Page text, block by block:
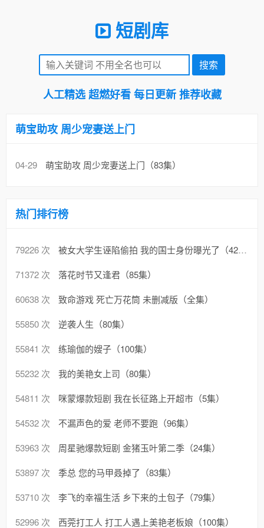
短剧库
人工精选 超燃好看 每日更新 推荐收藏
萌宝助攻 周少宠妻送上门
04-29 萌宝助攻 周少宠妻送上门（83集）
热门排行榜
79226 次
被女大学生诬陷偷拍 我的国士身份曝光了（42集）
71372 次
落花时节又逢君（85集）
60638 次
致命游戏 死亡万花筒 未删减版（全集）
55850 次
逆袭人生（80集）
55841 次
练瑜伽的嫂子（100集）
55232 次
我的美艳女上司（80集）
54811 次
咪蒙爆款短剧 我在长征路上开超市（5集）
54532 次
不漏声色的爱 老师不要跑（96集）
53963 次
周星驰爆款短剧 金猪玉叶第二季（24集）
53897 次
季总 您的马甲叒掉了（83集）
53710 次
李飞的幸福生活 乡下来的土包子（79集）
52996 次
西莞打工人 打工人遇上美艳老板娘（100集）